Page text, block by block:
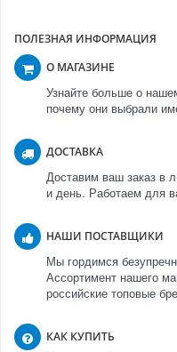
ПОЛЕЗНАЯ ИНФОРМАЦИЯ
О МАГАЗИНЕ
Узнайте больше о
почему они выбрали
ДОСТАВКА
Доставим ваш заказ в
и день. Работаем для
НАШИ ПОСТАВЩИКИ
Мы гордимся
Ассортимент нашего
российские топовые
КАК КУПИТЬ